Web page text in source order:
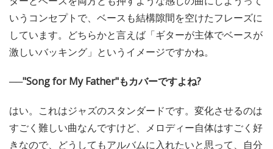
いうコンセプトで、ベースも結構隙間を空けたフレーズに
しています。どちらかと言えば「ギターが主体でベースが
激しいバッキング」というイメージですかね。
──"Song for My Father"もカバーですよね?
はい。これはジャズのスタンダードです。変化させるのは
すごく難しい曲なんですけど、メロディー自体はすごく好
きなので、どうしてもアルバムに入れたいと思って、自分